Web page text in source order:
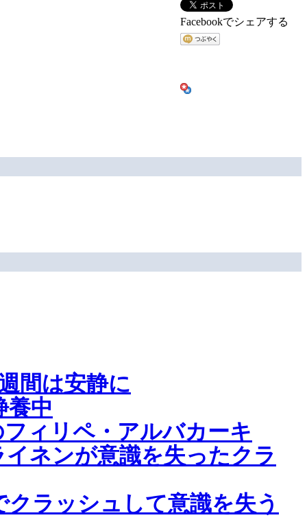
Facebookでシェアする
間は安静に
養中
ィリペ・アルバカーキ
ネンが意識を失ったクラ
ラッシュして意識を失う